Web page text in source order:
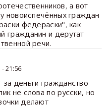
а вот
новоиспечённых граждан
федераски", как
гражданин и дерутат
речи.
21:56
деньги гражданство
не слова по русски, но
делают